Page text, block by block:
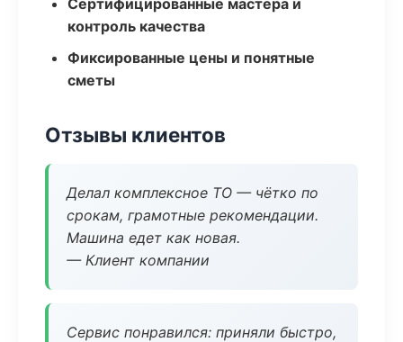
Сертифицированные мастера и
контроль качества
Фиксированные цены и понятные
сметы
Отзывы клиентов
Делал комплексное ТО — чётко по
срокам, грамотные рекомендации.
Машина едет как новая.
— Клиент компании
Сервис понравился: приняли быстро,